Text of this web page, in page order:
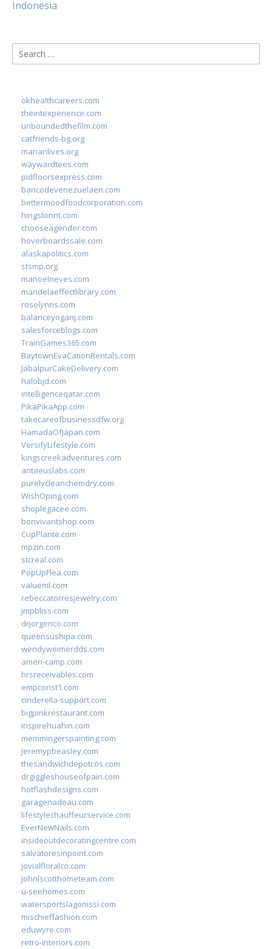
Indonesia
Search
for:
okhealthcareers.com
theintexperience.com
unboundedthefilm.com
catfriends-bg.org
marianlives.org
waywardtees.com
pidfloorsexpress.com
bancodevenezuelaen.com
bettermoodfoodcorporation.com
hingstonnt.com
chooseagender.com
hoverboardssale.com
alaskapolitics.com
stsmp.org
manoelneves.com
mandelaeffectlibrary.com
roselynns.com
balanceyoganj.com
salesforceblogs.com
TrainGames365.com
BaytownEvaCationRentals.com
JabalpurCakeDelivery.com
halobjd.com
intelligenceqatar.com
PikaPikaApp.com
takecareofbusinessdfw.org
HamadaOfJapan.com
VersifyLifestyle.com
kingscreekadventures.com
antaeuslabs.com
purelycleanchemdry.com
WishOping.com
shoplegacee.com
bonvivantshop.com
CupPlante.com
mpzin.com
stcreal.com
PopUpFlea.com
valueml.com
rebeccatorresjewelry.com
jmpbliss.com
drjorgerico.com
queensushipa.com
wendyweimerdds.com
ameri-camp.com
hrsreceivables.com
empconst1.com
cinderella-support.com
bigpinkrestaurant.com
inspirehuahin.com
memmingerspainting.com
jeremypbeasley.com
thesandwichdepotcos.com
drgiggleshouseofpain.com
hotflashdesigns.com
garagenadeau.com
lifestylechauffeurservice.com
EverNewNails.com
insideoutdecoratingcentre.com
salvatoresinpoint.com
jovialfloralco.com
johnlscotthometeam.com
u-seehomes.com
watersportslagonissi.com
mischieffashion.com
eduwyre.com
retro-interiors.com